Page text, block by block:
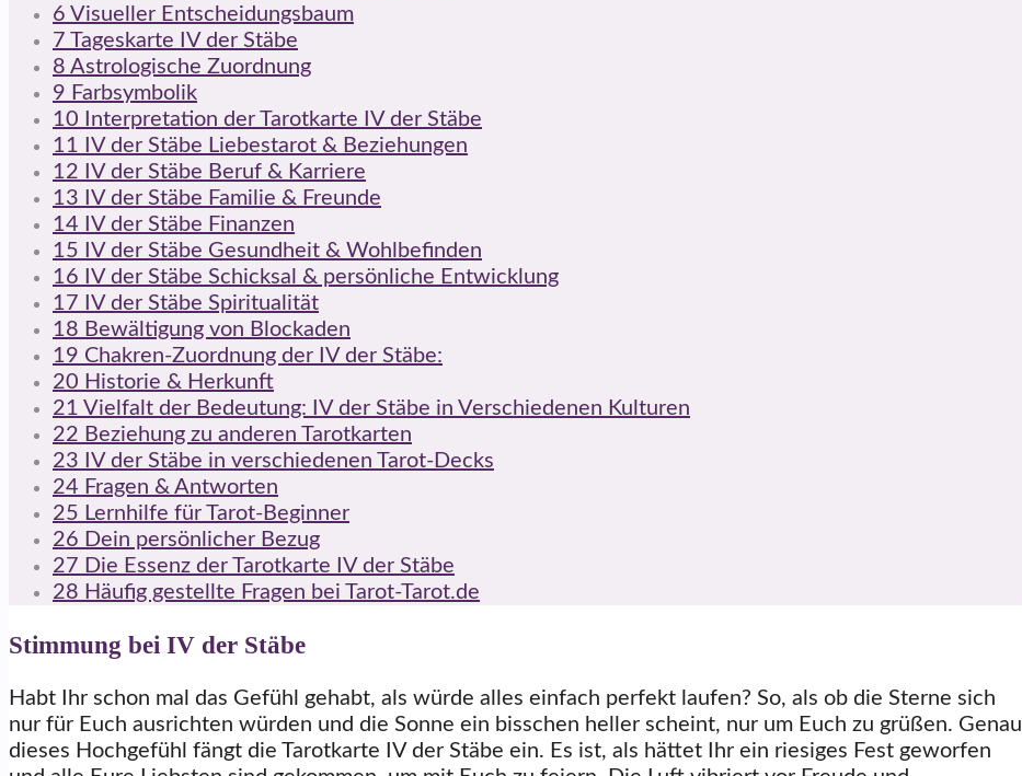
6 Visueller Entscheidungsbaum
7 Tageskarte IV der Stäbe
8 Astrologische Zuordnung
9 Farbsymbolik
10 Interpretation der Tarotkarte IV der Stäbe
11 IV der Stäbe Liebestarot & Beziehungen
12 IV der Stäbe Beruf & Karriere
13 IV der Stäbe Familie & Freunde
14 IV der Stäbe Finanzen
15 IV der Stäbe Gesundheit & Wohlbefinden
16 IV der Stäbe Schicksal & persönliche Entwicklung
17 IV der Stäbe Spiritualität
18 Bewältigung von Blockaden
19 Chakren-Zuordnung der IV der Stäbe:
20 Historie & Herkunft
21 Vielfalt der Bedeutung: IV der Stäbe in Verschiedenen Kulturen
22 Beziehung zu anderen Tarotkarten
23 IV der Stäbe in verschiedenen Tarot-Decks
24 Fragen & Antworten
25 Lernhilfe für Tarot-Beginner
26 Dein persönlicher Bezug
27 Die Essenz der Tarotkarte IV der Stäbe
28 Häufig gestellte Fragen bei Tarot-Tarot.de
Stimmung bei IV der Stäbe
Habt Ihr schon mal das Gefühl gehabt, als würde alles einfach perfekt laufen? So, als ob die Sterne sich
nur für Euch ausrichten würden und die Sonne ein bisschen heller scheint, nur um Euch zu grüßen. Genau
dieses Hochgefühl fängt die Tarotkarte IV der Stäbe ein. Es ist, als hättet Ihr ein riesiges Fest geworfen